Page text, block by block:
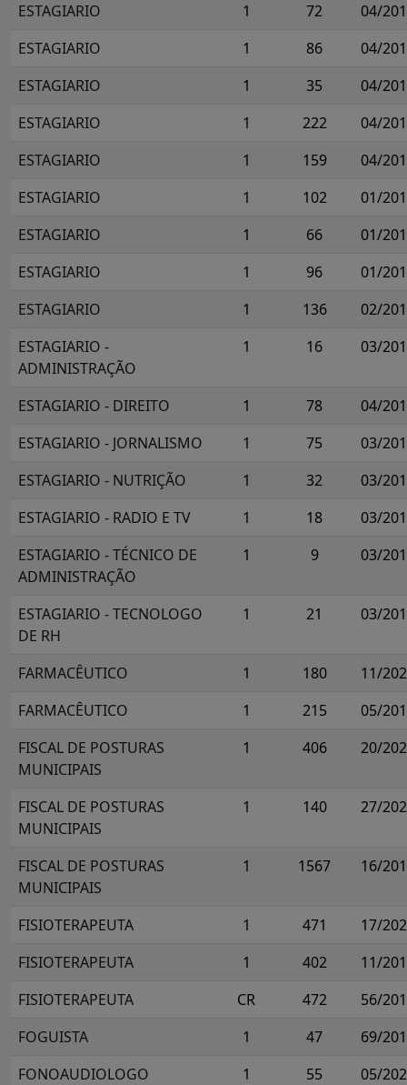
ESTAGIARIO 1 72
04/
ESTAGIARIO
1 86
04/
ESTAGIARIO
1 35
04/
ESTAGIARIO
1 222
04/
ESTAGIARIO
1 159
04/
ESTAGIARIO
1 102
01/
ESTAGIARIO
1 66
01/
ESTAGIARIO
1 96
01/
ESTAGIARIO
1 136
02/
ESTAGIARIO -
ADMINISTRAÇÃO
1 16 03/
ESTAGIARIO - DIREITO 1 78
04/
ESTAGIARIO - JORNALISMO
1 75
03/
ESTAGIARIO - NUTRIÇÃO
1 32
03/
ESTAGIARIO - RADIO E TV
1 18
03/
ESTAGIARIO - TÉCNICO DE
ADMINISTRAÇÃO
1 9 03/
ESTAGIARIO - TECNOLOGO
DE RH
1 21 03/
FARMACÊUTICO 1 180
11/
FARMACÊUTICO
1 215
05/
FISCAL DE POSTURAS
MUNICIPAIS
1 406 20/
FISCAL DE POSTURAS
MUNICIPAIS
1 140 27/
FISCAL DE POSTURAS
MUNICIPAIS
1 1567 16/
FISIOTERAPEUTA 1 471
17/
FISIOTERAPEUTA
1 402
11/
FISIOTERAPEUTA
CR 472
56/
FOGUISTA
1 47
69/
FONOAUDIOLOGO
1 55
05/